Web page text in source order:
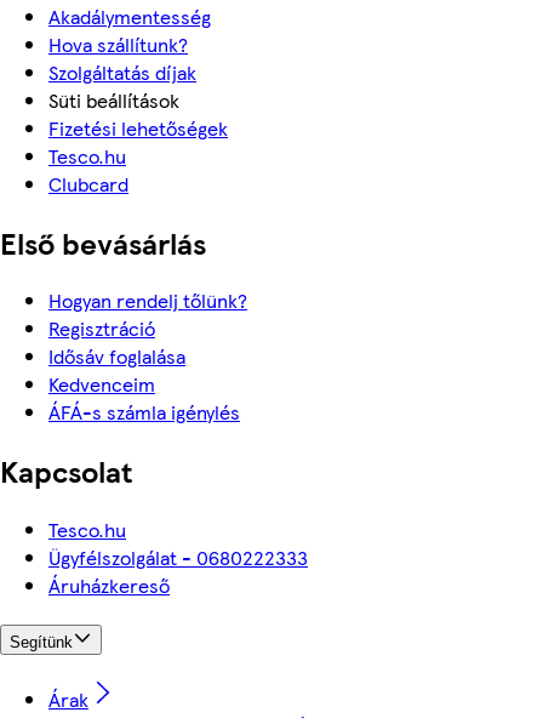
Akadálymentesség
Hova szállítunk?
Szolgáltatás díjak
Süti beállítások
Fizetési lehetőségek
Tesco.hu
Clubcard
Első bevásárlás
Hogyan rendelj tőlünk?
Regisztráció
Idősáv foglalása
Kedvenceim
ÁFÁ-s számla igénylés
Kapcsolat
Tesco.hu
Ügyfélszolgálat - 0680222333
Áruházkereső
Segítünk
Árak